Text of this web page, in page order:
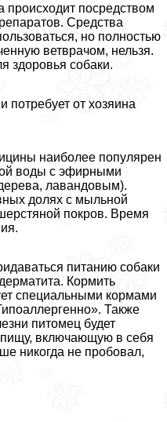
происходит посредством
Средства
но полностью
ветврачом, нельзя.
здоровья собаки.
потребует от хозяина
наиболее популярен
воды с эфирными
лавандовым).
долях с мыльной
покров. Время
питанию собаки
Кормить
специальными кормами
Также
питомец будет
пищу, включающую в себя
никогда не пробовал,